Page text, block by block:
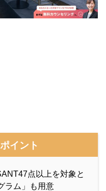
イント
点以上を対象と
ラム」も用意